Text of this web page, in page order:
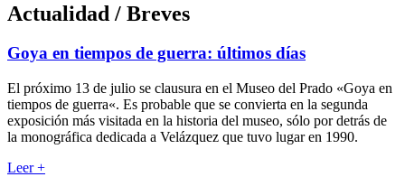
Actualidad / Breves
Goya en tiempos de guerra: últimos días
El próximo 13 de julio se clausura en el Museo del Prado «Goya en
tiempos de guerra«. Es probable que se convierta en la segunda
exposición más visitada en la historia del museo, sólo por detrás de
la monográfica dedicada a Velázquez que tuvo lugar en 1990.
Leer+